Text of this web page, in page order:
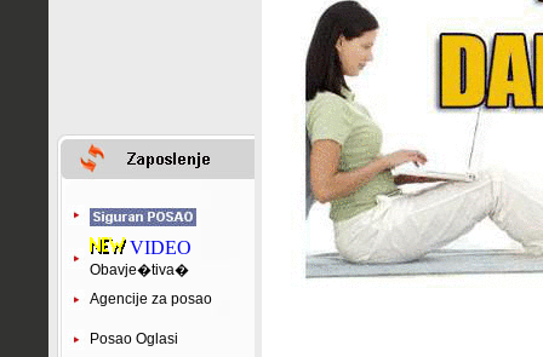
VIDEO
Obavje�tiva�
Agencije za posao
Posao Oglasi